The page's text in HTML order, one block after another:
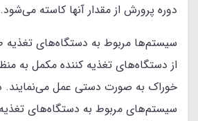
دوره پرورش از مقدار آنها کاسته می‌شود.
سیستم‌ها مربوط به دستگاه‌های تغذیه
از دستگاه‌های تغذیه کننده مکمل به
خوراک به صورت دستی عمل می‌نمایند.
سیستم‌های مربوط به دستگاه‌های